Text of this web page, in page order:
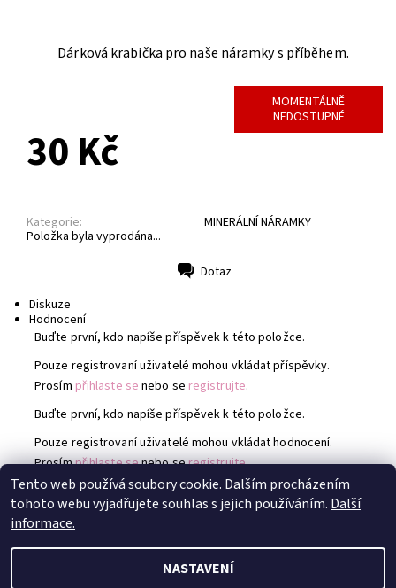
Dárková krabička pro naše náramky s příběhem.
MOMENTÁLNĚ
NEDOSTUPNÉ
30 Kč
Kategorie:
MINERÁLNÍ NÁRAMKY
Položka byla vyprodána...
Dotaz
Diskuze
Hodnocení
Buďte první, kdo napíše příspěvek k této položce.
Pouze registrovaní uživatelé mohou vkládat příspěvky.
Prosím přihlaste se nebo se registrujte.
Buďte první, kdo napíše příspěvek k této položce.
Pouze registrovaní uživatelé mohou vkládat hodnocení.
Prosímpřihlaste senebo seregistrujte.
Instagram @TheAbyssix
Tento web používá soubory cookie. Dalším procházením
tohoto webu vyjadřujete souhlas s jejich používáním. Další
informace.
NASTAVENÍ